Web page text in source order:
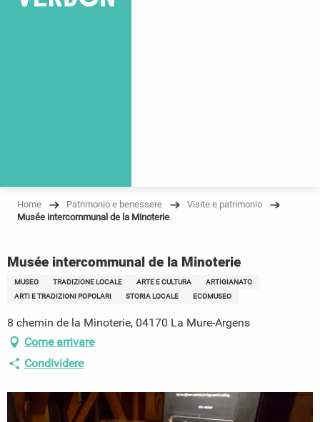
Home Patrimonio e benessere
Visite e patrimonio
Musée intercommunal de la Minoterie
Musée intercommunal de la Minoterie
MUSEO TRADIZIONE LOCALE ARTE E CULTURA
ARTIGIANATO
ARTI E TRADIZIONI POPOLARI
STORIA LOCALE ECOMUSEO
8 chemin de la Minoterie, 04170 La Mure-Argens
Come arrivare
Condividere